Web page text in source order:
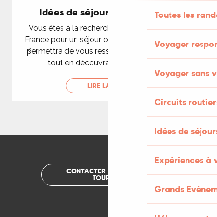
Toutes les
Voyager
Voyager sans
Circuits
Idées de
Expériences à
Grands
Idées de séjours et week-ends
Vous êtes à la recherche d’une destination en
France pour un séjour ou un week-end qui vous
permettra de vous ressourcer en pleine nature
tout en découvrant de nouveaux...
LIRE LA SUITE
CONTACTER UN OFFICE DE
TOURISME